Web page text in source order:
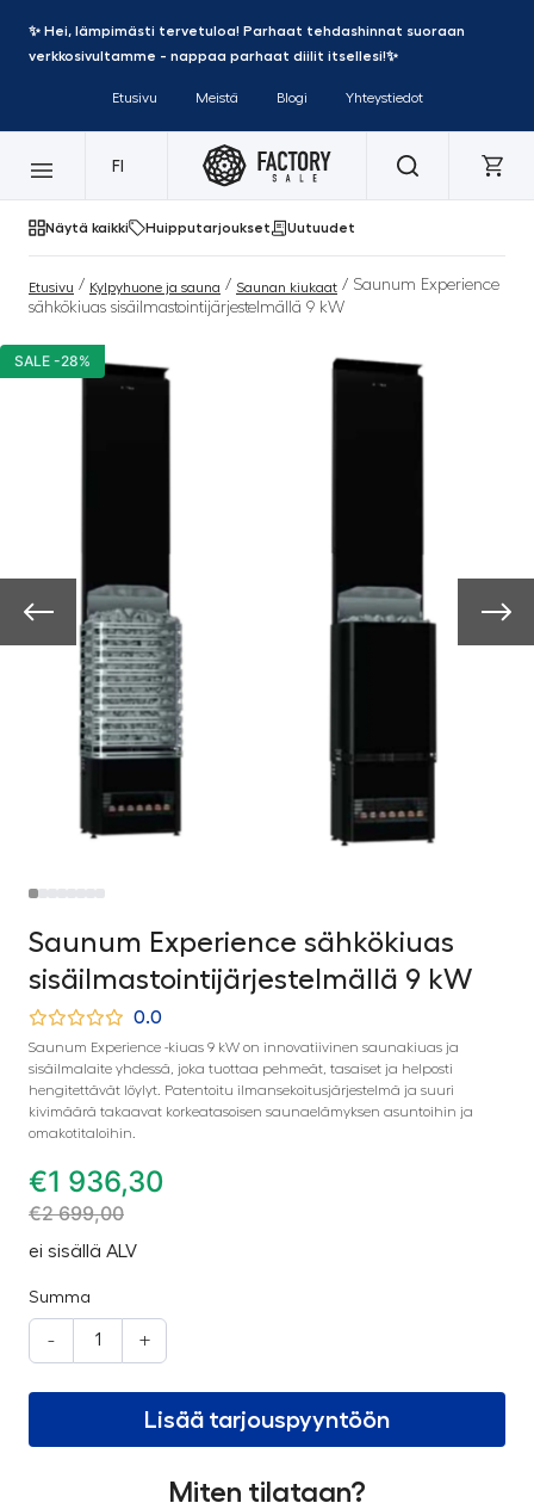
✨ Hei, lämpimästi tervetuloa! Parhaat tehdashinnat suoraan
verkkosivultamme - nappaa parhaat diilit itsellesi!✨
Etusivu Meistä Blogi Yhteystiedot
FI
Näytä kaikki Huipputarjoukset Uutuudet
Etusivu / Kylpyhuone ja sauna / Saunan kiukaat / Saunum Experience
sähkökiuas sisäilmastointijärjestelmällä 9 kW
SALE -28%
Saunum Experience sähkökiuas
sisäilmastointijärjestelmällä 9 kW
0.0
Saunum Experience -kiuas 9 kW on innovatiivinen saunakiuas ja
sisäilmalaite yhdessä, joka tuottaa pehmeät, tasaiset ja helposti
hengitettävät löylyt. Patentoitu ilmansekoitusjärjestelmä ja suuri
kivimäärä takaavat korkeatasoisen saunaelämyksen asuntoihin ja
omakotitaloihin.
€1 936,30
€2 699,00
ei sisällä ALV
Summa
- +
Lisää tarjouspyyntöön
Miten tilataan?